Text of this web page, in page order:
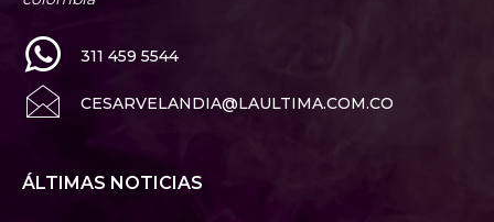
311 459 5544
CESARVELANDIA@LAULTIMA.COM.CO
ÁLTIMAS NOTICIAS